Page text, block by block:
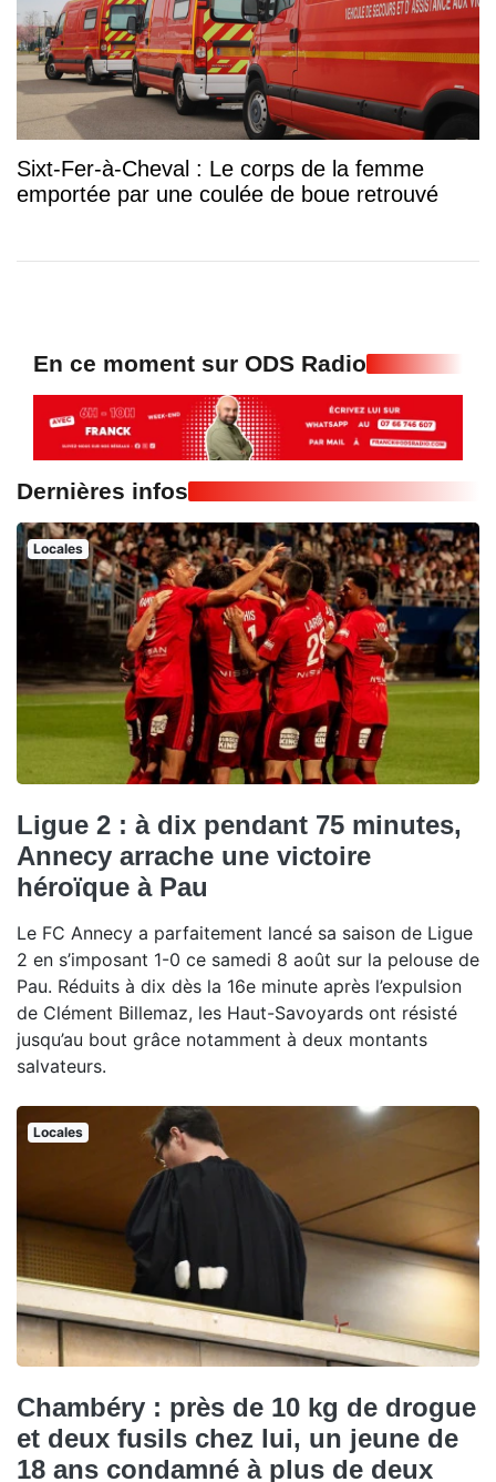
Sixt-Fer-à-Cheval : Le corps de la femme
emportée par une coulée de boue retrouvé
En ce moment sur ODS Radio
Dernières infos
Locales
Ligue 2 : à dix pendant 75 minutes,
Annecy arrache une victoire
héroïque à Pau
Le FC Annecy a parfaitement lancé sa saison de Ligue
2 en s’imposant 1-0 ce samedi 8 août sur la pelouse de
Pau. Réduits à dix dès la 16e minute après l’expulsion
de Clément Billemaz, les Haut-Savoyards ont résisté
jusqu’au bout grâce notamment à deux montants
salvateurs.
Locales
Chambéry : près de 10 kg de drogue
et deux fusils chez lui, un jeune de
18 ans condamné à plus de deux